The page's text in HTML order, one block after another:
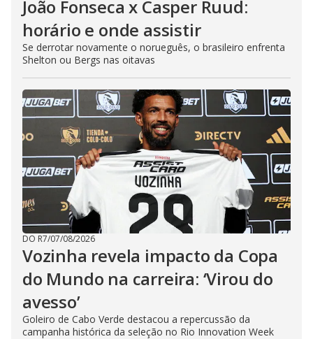
João Fonseca x Casper Ruud:
horário e onde assistir
Se derrotar novamente o norueguês, o brasileiro enfrenta
Shelton ou Bergs nas oitavas
DO R7/07/08/2026
Vozinha revela impacto da Copa
do Mundo na carreira: ‘Virou do
avesso’
Goleiro de Cabo Verde destacou a repercussão da
campanha histórica da seleção no Rio Innovation Week